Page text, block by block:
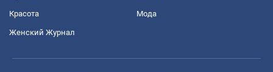
Красота Мода
Женский Журнал